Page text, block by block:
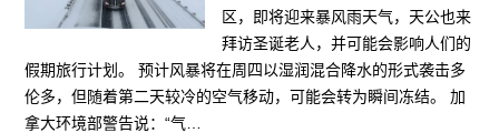
区，即将迎来暴风雨天气，天公也来
拜访圣诞老人，并可能会影响人们的
假期旅行计划。 预计风暴将在周四以湿润混合降水的形式袭击多
伦多，但随着第二天较冷的空气移动，可能会转为瞬间冻结。 加
拿大环境部警告说：“气…